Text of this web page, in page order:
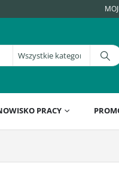
PRACY